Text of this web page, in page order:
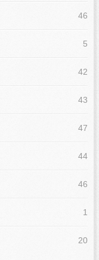
46
5
42
43
47
44
46
1
20